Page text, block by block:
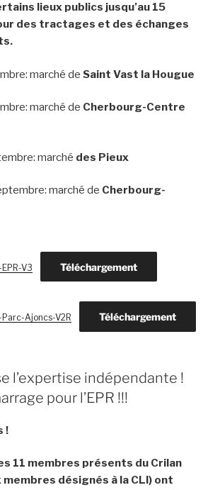
lieux publics jusqu’au 15
des tractages et des échanges
marché de Saint Vast la Hougue
marché de Cherbourg-Centre
marché des Pieux
marché de Cherbourg-
V3 Téléchargement
Ajoncs-V2R Téléchargement
l’expertise indépendante !
pour l’EPR !!!
!
11 membres présents du Crilan
désignés à la CLI) ont